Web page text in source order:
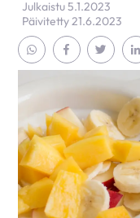
Julkaistu 5.1.2023
Päivitetty 21.6.2023
Jaa Whatsapp
Jaa Facebook
Jaa